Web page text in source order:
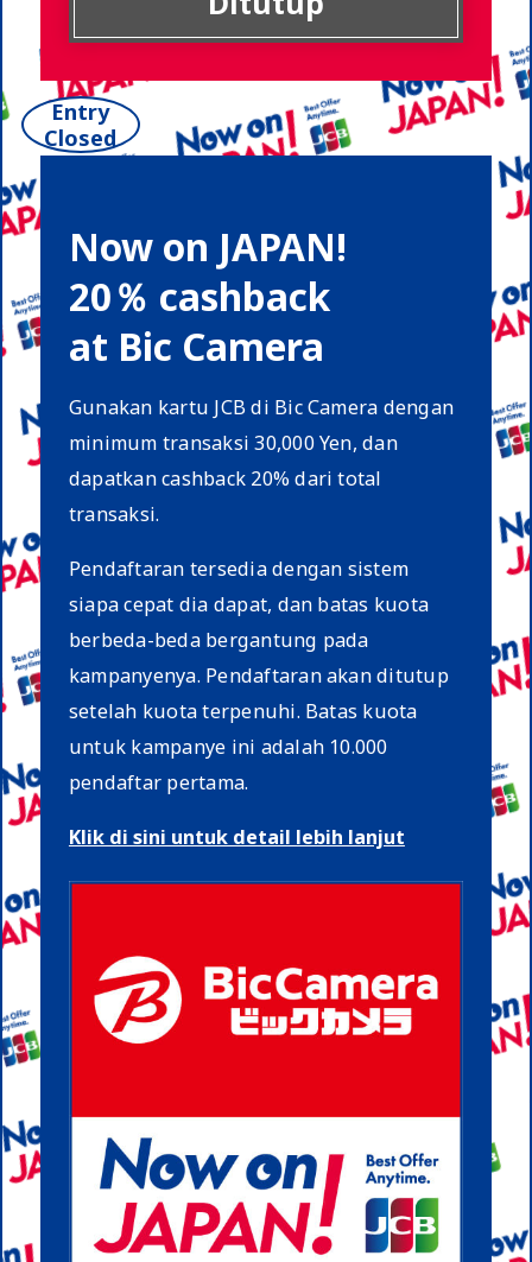
Entry
Closed
Now on JAPAN!
20％ cashback
at Bic Camera
Gunakan kartu JCB di Bic Camera dengan
minimum transaksi 30,000 Yen, dan
dapatkan cashback 20% dari total
transaksi.
Pendaftaran tersedia dengan sistem
siapa cepat dia dapat, dan batas kuota
berbeda-beda bergantung pada
kampanyenya. Pendaftaran akan ditutup
setelah kuota terpenuhi. Batas kuota
untuk kampanye ini adalah 10.000
pendaftar pertama.
Klik di sini untuk detail lebih lanjut